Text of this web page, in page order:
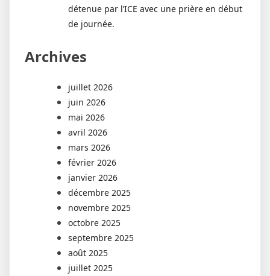
détenue par l’ICE avec une prière en début
de journée.
Archives
juillet 2026
juin 2026
mai 2026
avril 2026
mars 2026
février 2026
janvier 2026
décembre 2025
novembre 2025
octobre 2025
septembre 2025
août 2025
juillet 2025